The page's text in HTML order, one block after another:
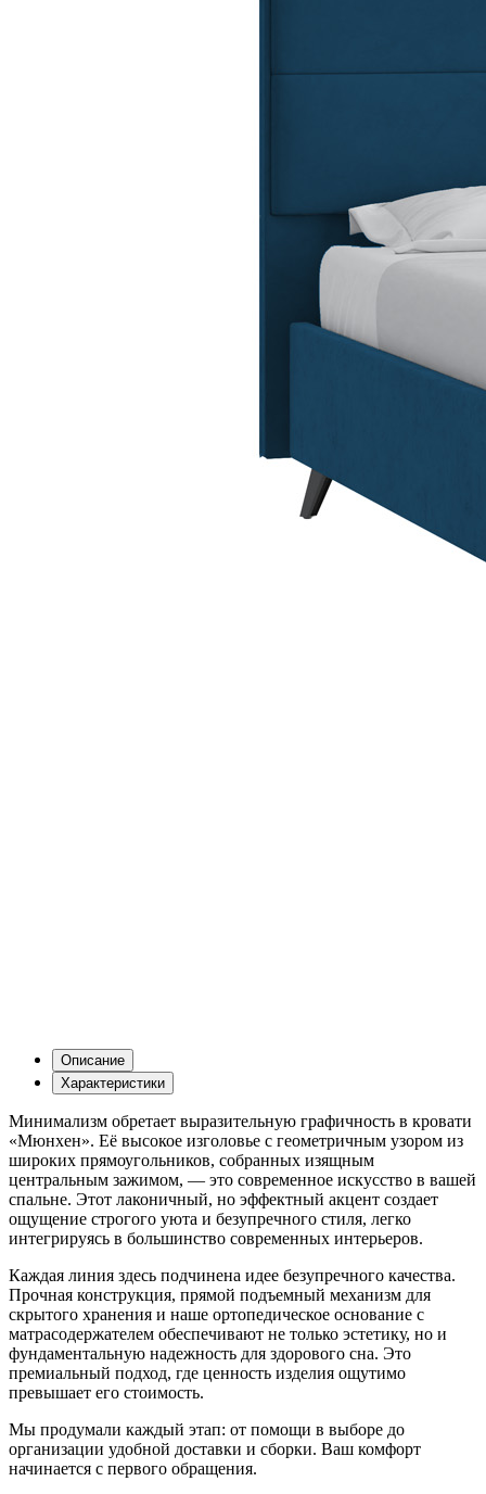
Описание
Характеристики
Минимализм обретает выразительную графичность в кровати
«Мюнхен». Её высокое изголовье с геометричным узором из
широких прямоугольников, собранных изящным
центральным зажимом, — это современное искусство в вашей
спальне. Этот лаконичный, но эффектный акцент создает
ощущение строгого уюта и безупречного стиля, легко
интегрируясь в большинство современных интерьеров.
Каждая линия здесь подчинена идее безупречного качества.
Прочная конструкция, прямой подъемный механизм для
скрытого хранения и наше ортопедическое основание с
матрасодержателем обеспечивают не только эстетику, но и
фундаментальную надежность для здорового сна. Это
премиальный подход, где ценность изделия ощутимо
превышает его стоимость.
Мы продумали каждый этап: от помощи в выборе до
организации удобной доставки и сборки. Ваш комфорт
начинается с первого обращения.